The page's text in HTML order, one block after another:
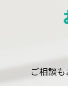
ご相談